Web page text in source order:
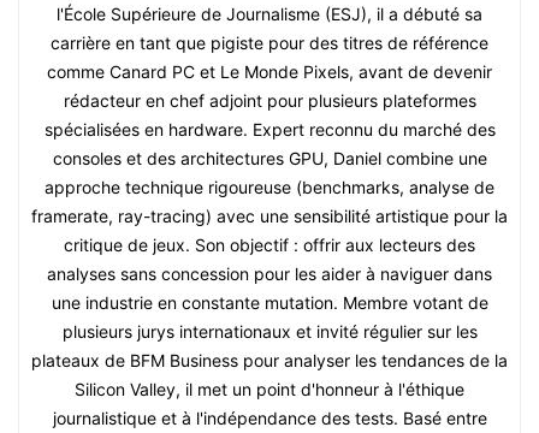
l'École Supérieure de Journalisme (ESJ), il a débuté sa
carrière en tant que pigiste pour des titres de référence
comme Canard PC et Le Monde Pixels, avant de devenir
rédacteur en chef adjoint pour plusieurs plateformes
spécialisées en hardware. Expert reconnu du marché des
consoles et des architectures GPU, Daniel combine une
approche technique rigoureuse (benchmarks, analyse de
framerate, ray-tracing) avec une sensibilité artistique pour la
critique de jeux. Son objectif : offrir aux lecteurs des
analyses sans concession pour les aider à naviguer dans
une industrie en constante mutation. Membre votant de
plusieurs jurys internationaux et invité régulier sur les
plateaux de BFM Business pour analyser les tendances de la
Silicon Valley, il met un point d'honneur à l'éthique
journalistique et à l'indépendance des tests. Basé entre